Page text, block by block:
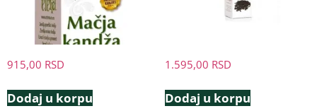
915,00 RSD
Dodaj u korpu
1.595,00 RSD
Dodaj u korpu